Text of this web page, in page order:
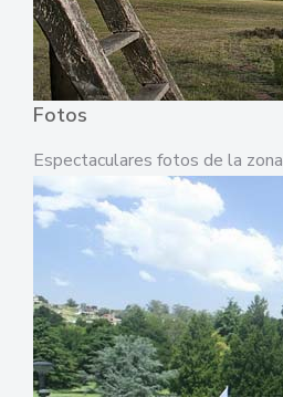
Fotos
Espectaculares fotos de la zona